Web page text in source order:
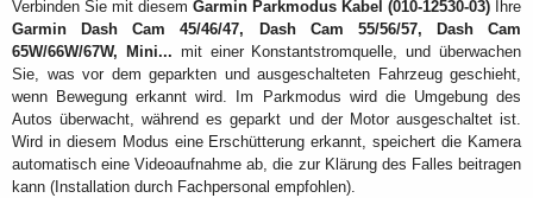
Verbinden Sie mit diesem Garmin Parkmodus Kabel (010-12530-03) Ihre
Garmin Dash Cam 45/46/47, Dash Cam 55/56/57, Dash Cam
65W/66W/67W, Mini... mit einer Konstantstromquelle, und überwachen
Sie, was vor dem geparkten und ausgeschalteten Fahrzeug geschieht,
wenn Bewegung erkannt wird. Im Parkmodus wird die Umgebung des
Autos überwacht, während es geparkt und der Motor ausgeschaltet ist.
Wird in diesem Modus eine Erschütterung erkannt, speichert die Kamera
automatisch eine Videoaufnahme ab, die zur Klärung des Falles beitragen
kann (Installation durch Fachpersonal empfohlen).